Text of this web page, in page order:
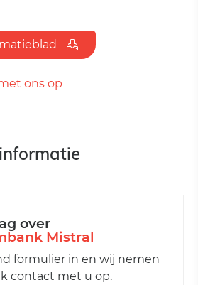
ons op
over
Mistral
formulier in en wij nemen
contact met u op.